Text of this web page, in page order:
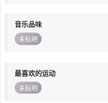
音乐品味
未标明
最喜欢的运动
未标明